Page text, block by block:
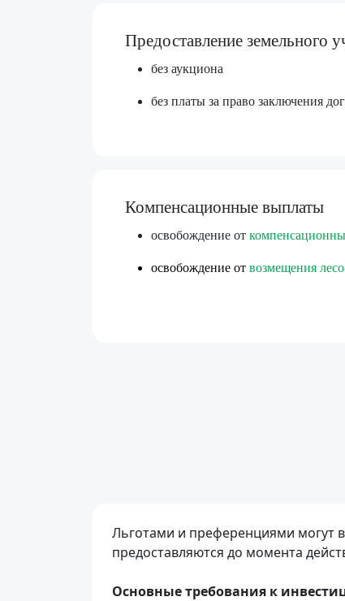
Предоставление земельного
без аукциона
без платы за право заключения
Компенсационные выплаты
освобождение от
освобождение от возмещения
Льготами и преференциями могут
предоставляются до момента
Основные требования к